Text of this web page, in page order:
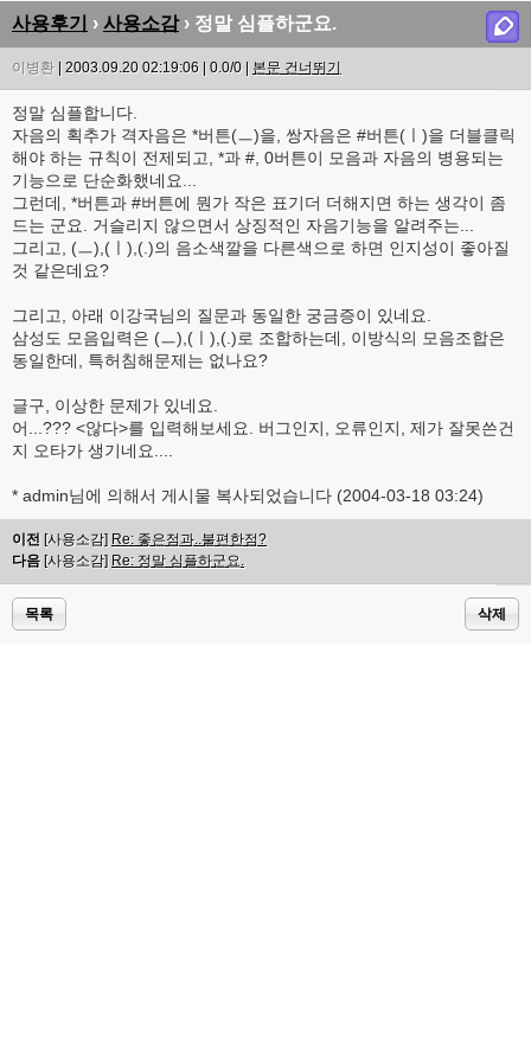
사용후기 › 사용소감› 정말 심플하군요.
이병환 | 2003.09.20 02:19:06 | 0.0/0 | 본문 건너뛰기
정말 심플합니다.
자음의 획추가 격자음은 *버튼(ㅡ)을, 쌍자음은 #버튼(ㅣ)을 더블클릭
해야 하는 규칙이 전제되고, *과 #, 0버튼이 모음과 자음의 병용되는
기능으로 단순화했네요...
그런데, *버튼과 #버튼에 뭔가 작은 표기더 더해지면 하는 생각이 좀
드는 군요. 거슬리지 않으면서 상징적인 자음기능을 알려주는...
그리고, (ㅡ),(ㅣ),(.)의 음소색깔을 다른색으로 하면 인지성이 좋아질
것 같은데요?
그리고, 아래 이강국님의 질문과 동일한 궁금증이 있네요.
삼성도 모음입력은 (ㅡ),(ㅣ),(.)로 조합하는데, 이방식의 모음조합은
동일한데, 특허침해문제는 없나요?
글구, 이상한 문제가 있네요.
어...??? <않다>를 입력해보세요. 버그인지, 오류인지, 제가 잘못쓴건
지 오타가 생기네요....
* admin님에 의해서 게시물 복사되었습니다 (2004-03-18 03:24)
이전 [사용소감] Re: 좋은점과..불편한점?
다음 [사용소감] Re: 정말 심플하군요.
목록 삭제